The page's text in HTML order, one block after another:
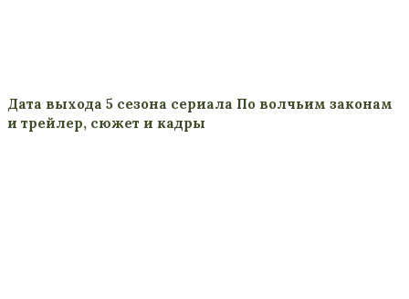
Дата выхода 5 сезона сериала По волчьим законам
и трейлер, сюжет и кадры